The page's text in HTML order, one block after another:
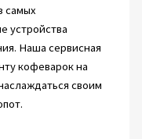
самых
устройства
Наша сервисная
кофеварок на
своим